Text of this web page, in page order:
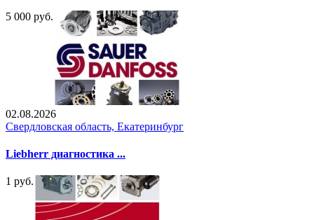
5 000 руб.
02.08.2026
Свердловская область, Екатеринбург
Liebherr диагностика ...
1 руб.